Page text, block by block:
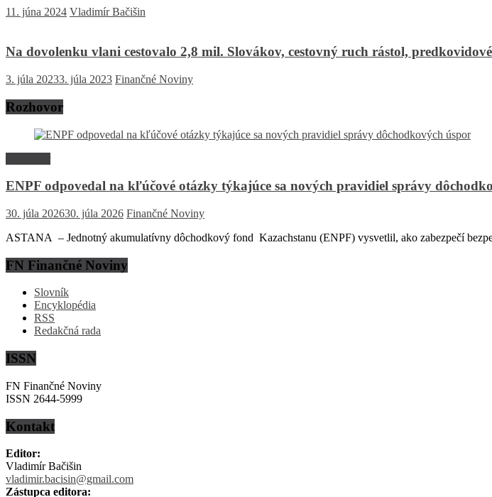
11. júna 2024 Vladimír Bačišin
Na dovolenku vlani cestovalo 2,8 mil. Slovákov, cestovný ruch rástol,
3. júla 20233. júla 2023 Finančné Noviny
Rozhovor
ENPF odpovedal na kľúčové otázky týkajúce sa nových pravidiel správy
30. júla 202630. júla 2026 Finančné Noviny
ASTANA – Jednotný akumulatívny dôchodkový fond Kazachstanu (ENPF) vysvetlil, ako zabezpečí
FN Finančné Noviny
Slovník
Encyklopédia
RSS
Redakčná rada
ISSN
FN Finančné Noviny
ISSN 2644-5999
Kontakt
Editor:
Vladimír Bačišin
vladimir.bacisin@gmail.com
Zástupca editora: